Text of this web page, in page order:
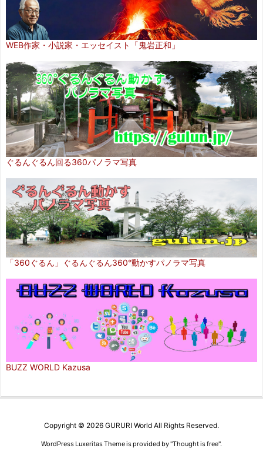
WEB作家・小説家・エッセイスト「鬼岩正和」
ぐるんぐるん回る360パノラマ写真
「360ぐるん」ぐるんぐるん360°動かすパノラマ写真
BUZZ WORLD Kazusa
Copyright © 2026 GURURI World All Rights Reserved.
WordPress Luxeritas Theme is provided by "Thought is free".